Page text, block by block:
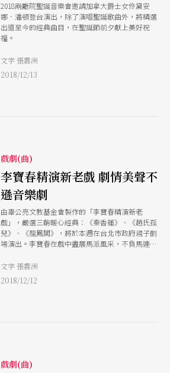
2018兩廳院聖誕音樂會邀請加拿大爵士女伶黛安
娜．潘頓登台演出，除了演唱聖誕歌曲外，將精選
出道至今的經典曲目，在聖誕節前夕獻上美好祝
福。
文字 張震洲
2018/12/13
戲劇(曲)
李寶春精演新老戲 劇情美聲不
遜音樂劇
由辜公亮文教基金會製作的「李寶春精演新老
戲」，嚴選三齣暖心經典：《秦香蓮》、《趙氏孤
兒》、《龍鳳閣》，將於本週在台北市政府親子劇
場演出。李寶春在戲中盡展馬派風采，不負馬連良
文字 張震洲
2018/12/12
戲劇(曲)